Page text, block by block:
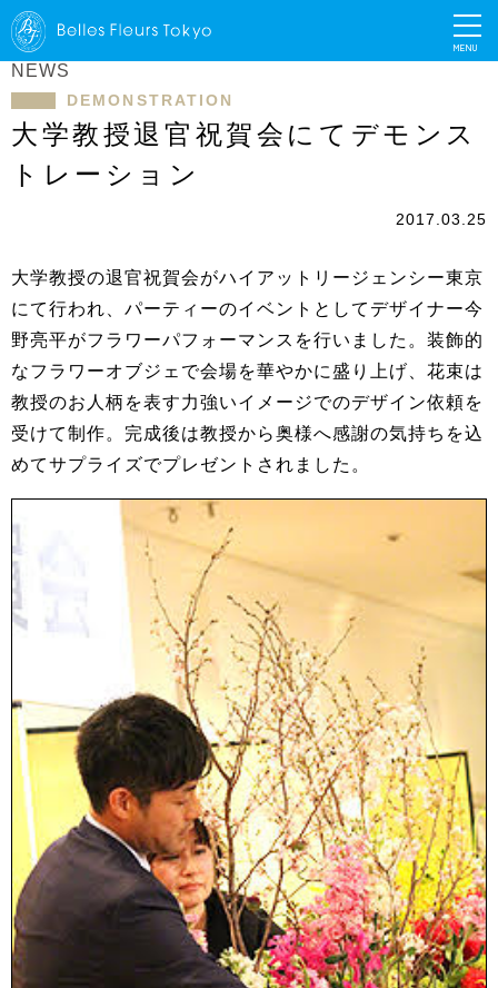
MENU
NEWS
DEMONSTRATION
大学教授退官祝賀会にてデモンス
トレーション
2017.03.25
大学教授の退官祝賀会がハイアットリージェンシー東京
にて行われ、パーティーのイベントとしてデザイナー今
野亮平がフラワーパフォーマンスを行いました。装飾的
なフラワーオブジェで会場を華やかに盛り上げ、花束は
教授のお人柄を表す力強いイメージでのデザイン依頼を
受けて制作。完成後は教授から奥様へ感謝の気持ちを込
めてサプライズでプレゼントされました。